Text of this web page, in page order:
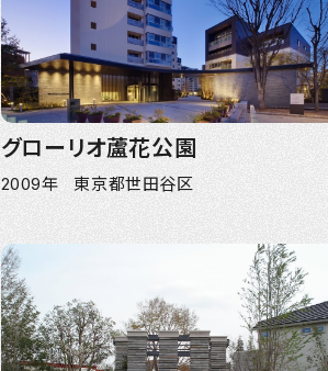
グローリオ蘆花公園
2009年 東京都世田谷区